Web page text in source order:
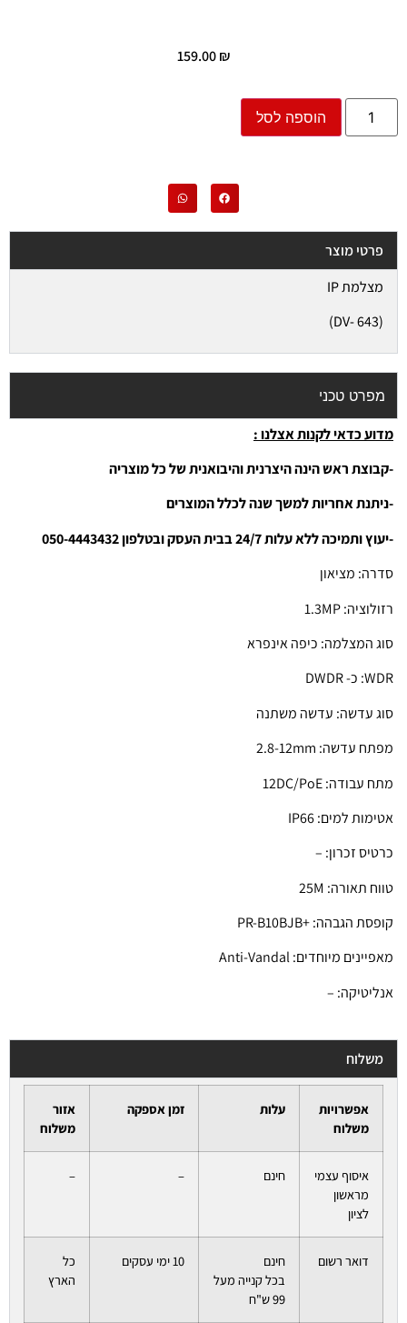
159.00₪
הוספה לסל
פרטי מוצר
מצלמת IP
(DV- 643)
מפרט טכני
מדוע כדאי לקנות אצלנו :
-קבוצת ראש הינה היצרנית והיבואנית של כל מוצריה
-ניתנת אחריות למשך שנה לכלל המוצרים
-יעוץ ותמיכה ללא עלות 24/7 בבית העסק ובטלפון 050-4443432
סדרה: מציאון
רזולוציה: 1.3MP
סוג המצלמה: כיפה אינפרא
WDR: כ- DWDR
סוג עדשה: עדשה משתנה
מפתח עדשה: 2.8-12mm
מתח עבודה: 12DC/PoE
אטימות למים: IP66
כרטיס זכרון: –
טווח תאורה: 25M
קופסת הגבהה: +PR-B10BJB
מאפיינים מיוחדים: Anti-Vandal
אנליטיקה: –
משלוח
אפשרויות
משלוח
עלות זמן אספקה
אזור
משלוח
איסוף עצמי
מראשון
לציון
חינם –
–
דואר רשום
חינם
בכל קנייה מעל
99 ש"ח
10 ימי עסקים
כל
הארץ